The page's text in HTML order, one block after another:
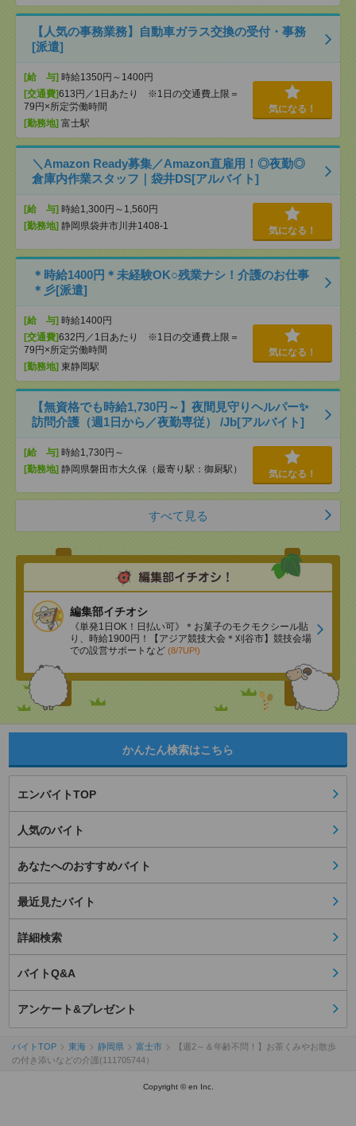
【人気の事務業務】自動車ガラス交換の受付・事務
[派遣]
[給 与] 時給1350円～1400円
[交通費]613円／1日あたり ※1日の交通費上限＝
79円×所定労働時間
[勤務地] 富士駅
気になる！
＼Amazon Ready募集／Amazon直雇用！◎夜勤◎
倉庫内作業スタッフ｜袋井DS[アルバイト]
[給 与] 時給1,300円～1,560円
[勤務地] 静岡県袋井市川井1408-1 気になる！
＊時給1400円＊未経験OK○残業ナシ！介護のお仕事
＊彡[派遣]
[給 与] 時給1400円
[交通費]632円／1日あたり ※1日の交通費上限＝
79円×所定労働時間
[勤務地] 東静岡駅
気になる！
【無資格でも時給1,730円～】夜間見守りヘルパー✨
訪問介護（週1日から／夜勤専従） /Jb[アルバイト]
[給 与] 時給1,730円～
[勤務地] 静岡県磐田市大久保（最寄り駅：御厨駅） 気になる！
すべて見る
編集部イチオシ
《単発1日OK！日払い可》＊お菓子のモクモクシール貼
り、時給1900円！【アジア競技大会＊刈谷市】競技会場
での設営サポートなど (8/7UP!)
かんたん検索はこちら
エンバイトTOP
人気のバイト
あなたへのおすすめバイト
最近見たバイト
詳細検索
バイトQ&A
アンケート&プレゼント
バイトTOP 東海 静岡県 富士市
【週2～＆年齢不問！】お茶くみやお散歩
の付き添いなどの介護(111705744）
Copyright © en Inc.